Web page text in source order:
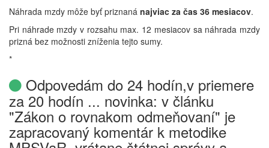
Náhrada mzdy môže byť priznaná najviac za čas 36 mesiacov.
Pri náhrade mzdy v rozsahu max. 12 mesiacov sa náhrada mzdy
prizná bez možnosti zníženia tejto sumy.
*
Odpovedám do 24 hodín,v priemere
za 20 hodín ... novinka: v článku
"Zákon o rovnakom odmeňovaní" je
zapracovaný komentár k metodike